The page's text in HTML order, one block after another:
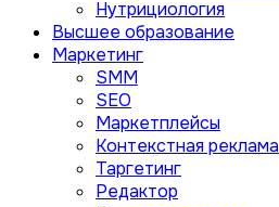
Нутрициология
Высшее образование
Маркетинг
SMM
SEO
Маркетплейсы
Контекстная реклама
Таргетинг
Редактор